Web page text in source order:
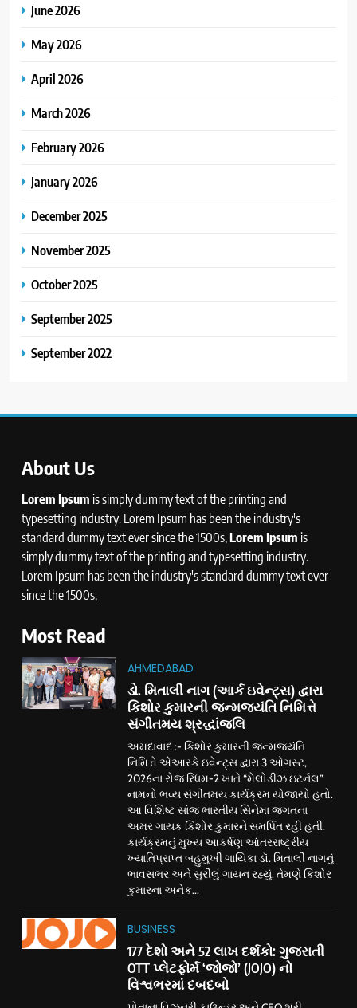
June 2026
May 2026
April 2026
March 2026
February 2026
January 2026
December 2025
November 2025
October 2025
September 2025
September 2022
About Us
Lorem Ipsum is simply dummy text of the printing and
typesetting industry. Lorem Ipsum has been the industry's
standard dummy text ever since the 1500s,Lorem Ipsum is
simply dummy text of the printing and typesetting industry.
Lorem Ipsum has been the industry's standard dummy text ever
since the 1500s,
Most Read
AHMEDABAD
ડો. મિતાલી નાગ (આર્ક ઇવેન્ટ્સ) દ્વારા
કિશોર કુમારની જન્મજયંતિ નિમિત્તે
સંગીતમય શ્રદ્ધાંજલિ
અમદાવાદ :- કિશોર કુમારની જન્મજયંતિ
નિમિત્તે એઆરકે ઇવેન્ટ્સ દ્વારા 3 ઓગસ્ટ,
2026ના રોજ રિધમ-2 ખાતે “મેલોડીઝ ઇટર્નલ”
નામનો ભવ્ય સંગીતમય કાર્યક્રમ યોજાયો હતો.
આ વિશિષ્ટ સાંજ ભારતીય સિનેમા જગતના
અમર ગાયક કિશોર કુમારને સમર્પિત રહી હતી.
કાર્યક્રમનું મુખ્ય આકર્ષણ આંતરરાષ્ટ્રીય
ખ્યાતિપ્રાપ્ત બહુમુખી ગાયિકા ડૉ. મિતાલી નાગનું
ભાવસભર અને સુરીલું ગાયન રહ્યું. તેમણે કિશોર
કુમારના અનેક...
BUSINESS
177 દેશો અને 52 લાખ દર્શકો: ગુજરાતી
OTT પ્લેટફોર્મ ‘જોજો’ (JOJO) નો
વિશ્વભરમાં દબદબો